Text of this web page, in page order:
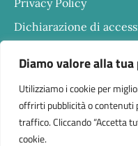
Diamo valore alla
Utilizziamo i cookie per
offrirti pubblicità o contenuti
traffico. Cliccando “Accetta
cookie.
Dichiarazione di